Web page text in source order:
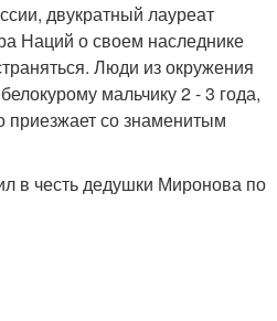
двукратный лауреат
Наций о своем наследнике
Люди из окружения
мальчику 2 - 3 года,
приезжает со знаменитым
в честь дедушки Миронова по